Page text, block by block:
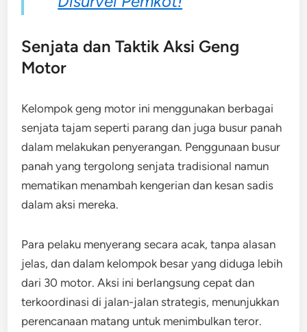
Senjata dan Taktik Aksi Geng
Motor
Kelompok geng motor ini menggunakan berbagai
senjata tajam seperti parang dan juga busur panah
dalam melakukan penyerangan. Penggunaan busur
panah yang tergolong senjata tradisional namun
mematikan menambah kengerian dan kesan sadis
dalam aksi mereka.
Para pelaku menyerang secara acak, tanpa alasan
jelas, dan dalam kelompok besar yang diduga lebih
dari 30 motor. Aksi ini berlangsung cepat dan
terkoordinasi di jalan-jalan strategis, menunjukkan
perencanaan matang untuk menimbulkan teror.